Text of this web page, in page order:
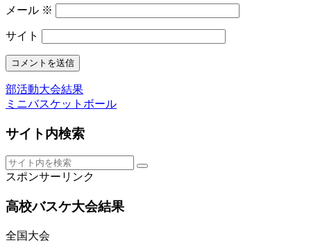
メール ※
サイト
部活動大会結果
ミニバスケットボール
サイト内検索
スポンサーリンク
高校バスケ大会結果
全国大会